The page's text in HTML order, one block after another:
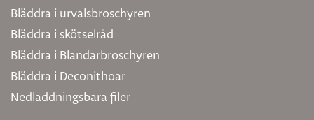
Bläddra i urvalsbroschyren
Bläddra i skötselråd
Bläddra i Blandarbroschyren
Bläddra i Deconithoar
Nedladdningsbara filer